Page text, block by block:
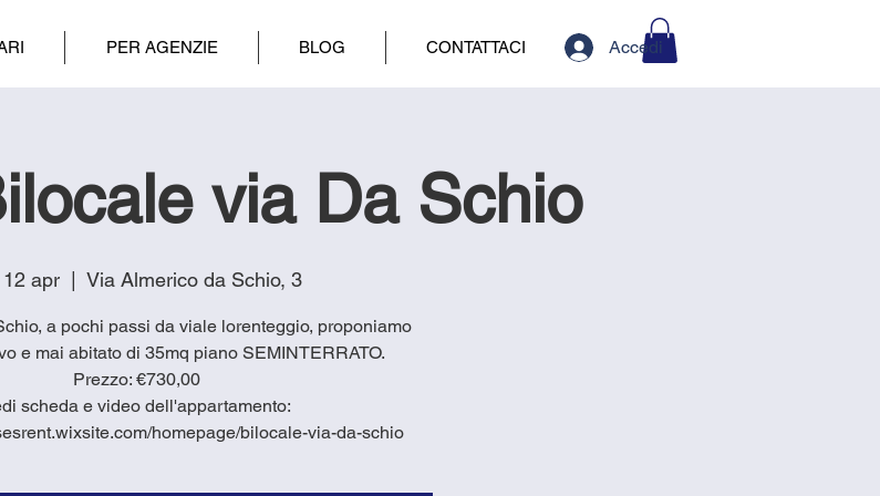
PER AGENZIE BLOG CONTATTACI Accedi
via Da Schio
apr
  |
Via Almerico da Schio, 3
a pochi passi da viale lorenteggio, proponiamo
e mai abitato di 35mq piano SEMINTERRATO.
Prezzo: €730,00
scheda e video dell'appartamento:
homepage/bilocale-via-da-schio